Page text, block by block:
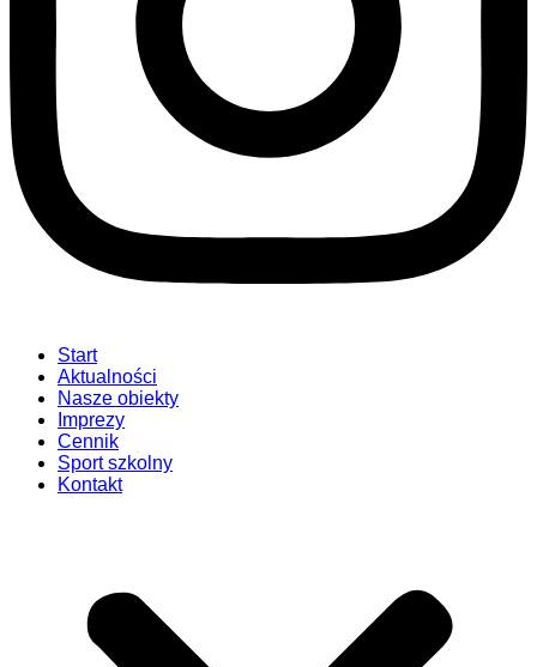
Start
Aktualności
Nasze obiekty
Imprezy
Cennik
Sport szkolny
Kontakt